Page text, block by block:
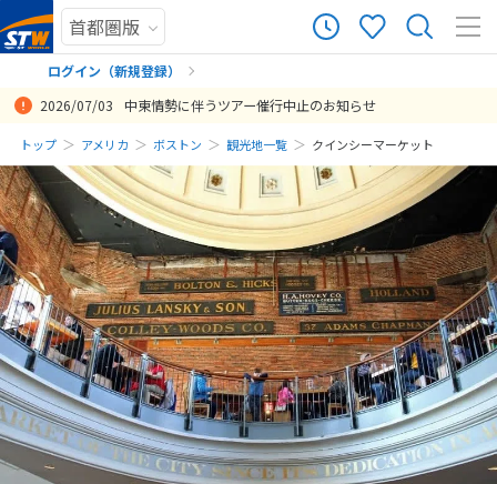
ログイン（新規登録）
まだ履歴がありません
まだ登録がありません
2026/07/03 中東情勢に伴うツアー催行中止のお知らせ
トップ アメリカ ボストン 観光地一覧 クインシーマーケット